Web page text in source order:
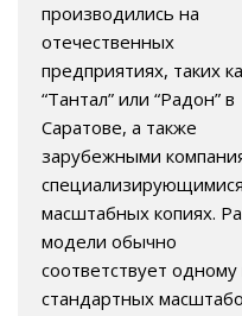
производились на
отечественных
предприятиях, таких
“Тантал” или “Радон” в
Саратове, а также
зарубежными
масштабных копиях.
модели обычно
соответствует одному
стандартных